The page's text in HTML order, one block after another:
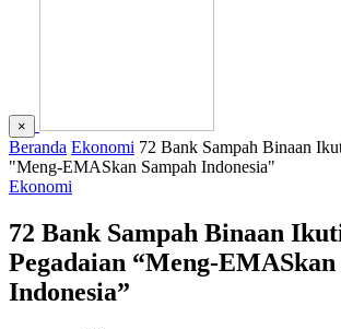
×
Beranda Ekonomi 72 Bank Sampah Binaan
"Meng-EMASkan Sampah Indonesia"
Ekonomi
72 Bank Sampah Binaan
Pegadaian “Meng-EMASkan
Indonesia”